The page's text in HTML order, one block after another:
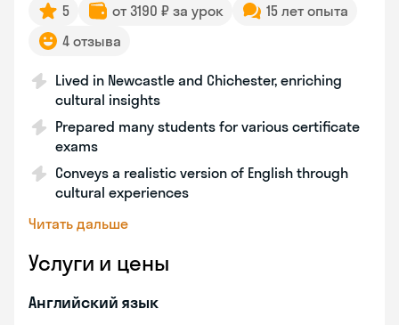
5 от 3190 ₽ за урок
15 лет опыта
4 отзыва
Lived in Newcastle and Chichester, enriching
cultural insights
Prepared many students for various certificate
exams
Conveys a realistic version of English through
cultural experiences
Читать дальше
Услуги и цены
Английский язык